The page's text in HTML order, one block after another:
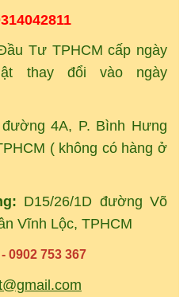
Tư TPHCM cấp ngày
thay đổi vào ngày
4A, P. Bình Hưng
( không có hàng ở
D15/26/1D đường Võ
Vĩnh Lộc, TPHCM
0902 753 367